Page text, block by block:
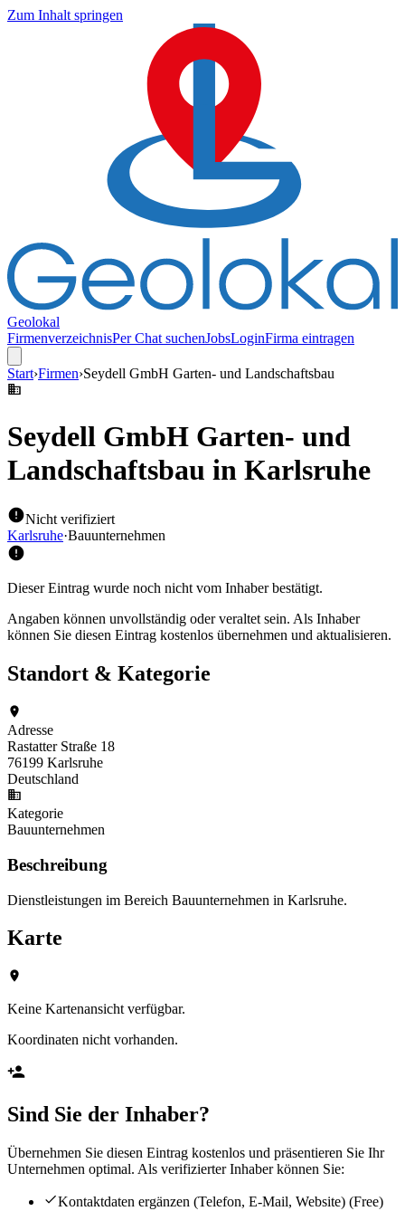
Zum Inhalt springen
Geolokal
FirmenverzeichnisPer Chat suchenJobsLoginFirma eintragen
Start›Firmen›Seydell GmbH Garten- und Landschaftsbau
Seydell GmbH Garten- und
Landschaftsbau in Karlsruhe
Nicht verifiziert
Karlsruhe·Bauunternehmen
Dieser Eintrag wurde noch nicht vom Inhaber bestätigt.
Angaben können unvollständig oder veraltet sein. Als Inhaber
können Sie diesen Eintrag kostenlos übernehmen und aktualisieren.
Standort & Kategorie
Adresse
Rastatter Straße 18
76199 Karlsruhe
Deutschland
Kategorie
Bauunternehmen
Beschreibung
Dienstleistungen im Bereich Bauunternehmen in Karlsruhe.
Karte
Keine Kartenansicht verfügbar.
Koordinaten nicht vorhanden.
Sind Sie der Inhaber?
Übernehmen Sie diesen Eintrag kostenlos und präsentieren Sie Ihr
Unternehmen optimal. Als verifizierter Inhaber können Sie:
Kontaktdaten ergänzen (Telefon, E-Mail, Website) (Free)